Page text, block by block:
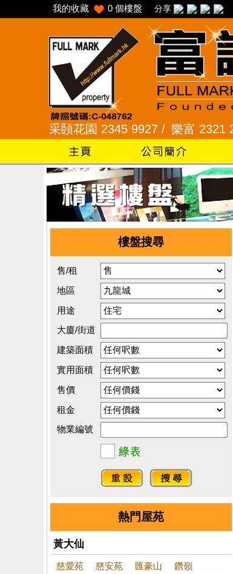
我的收藏 0 個樓盤 分享
采頣花園 2345 9927 /樂富 2321 2287 /
樓盤搜尋
售/租
地區
用途
大廈/街道
建築面積
實用面積
售價
租金
物業編號
熱門屋苑
黃大仙
慈愛苑 慈安苑 匯豪山
鑽嶺